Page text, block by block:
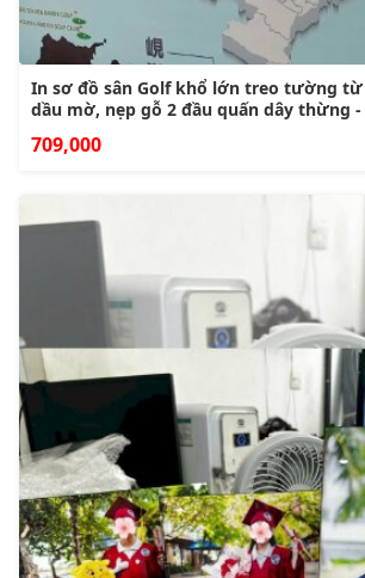
In sơ đồ sân Golf khổ lớn treo tường từ
dầu mờ, nẹp gỗ 2 đầu quấn dây thừng -
709,000